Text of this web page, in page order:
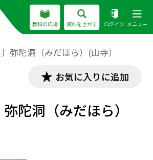
教科の広場 資料をさがす ログイン メニュー
］弥陀洞（みだほら）(山寺）
お気に入りに追加
弥陀洞（みだほら）